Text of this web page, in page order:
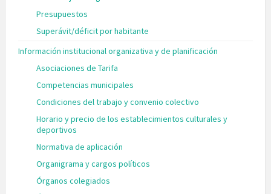
Presupuestos
Superávit/déficit por habitante
Información institucional organizativa y de planificación
Asociaciones de Tarifa
Competencias municipales
Condiciones del trabajo y convenio colectivo
Horario y precio de los establecimientos culturales y
deportivos
Normativa de aplicación
Organigrama y cargos políticos
Órganos colegiados